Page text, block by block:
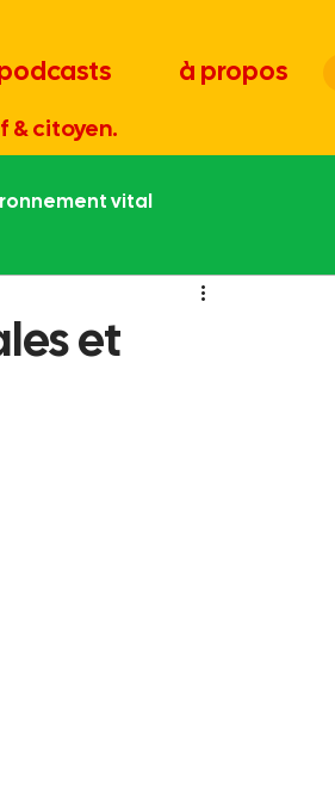
& citoyen.
à propos
vital
Joyeux bordel
et